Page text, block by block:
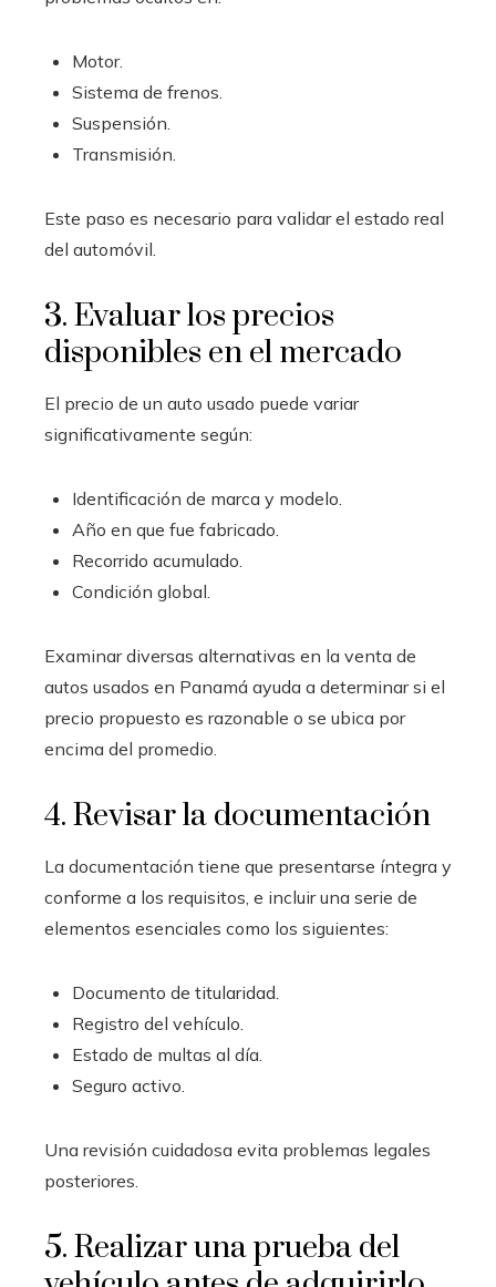
Motor.
Sistema de frenos.
Suspensión.
Transmisión.
Este paso es necesario para validar el estado real
del automóvil.
3. Evaluar los precios
disponibles en el mercado
El precio de un auto usado puede variar
significativamente según:
Identificación de marca y modelo.
Año en que fue fabricado.
Recorrido acumulado.
Condición global.
Examinar diversas alternativas en la venta de
autos usados en Panamá ayuda a determinar si el
precio propuesto es razonable o se ubica por
encima del promedio.
4. Revisar la documentación
La documentación tiene que presentarse íntegra y
conforme a los requisitos, e incluir una serie de
elementos esenciales como los siguientes:
Documento de titularidad.
Registro del vehículo.
Estado de multas al día.
Seguro activo.
Una revisión cuidadosa evita problemas legales
posteriores.
5. Realizar una prueba del